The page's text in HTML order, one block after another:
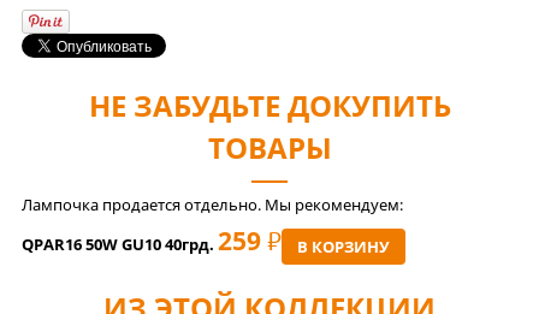
НЕ ЗАБУДЬТЕ ДОКУПИТЬ
ТОВАРЫ
Лампочка продается отдельно. Мы рекомендуем:
QPAR16 50W GU10 40грд. 259 РУБ В КОРЗИНУ